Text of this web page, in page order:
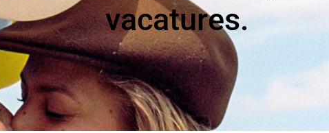
vacatures.